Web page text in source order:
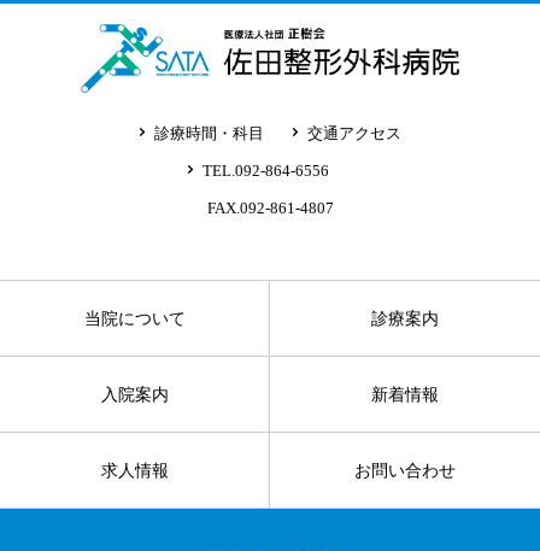
診療時間・科目 交通アクセス
TEL.092-864-6556
FAX.092-861-4807
当院について 診療案内
入院案内 新着情報
求人情報 お問い合わせ